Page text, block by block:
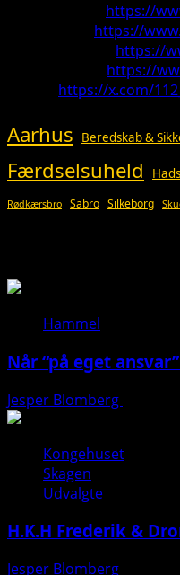
https://
https://
https://
https://
https://x.com/
Aarhus Beredskab &
Færdselsuheld
Rødkærsbro Sabro Silkeborg
Hammel
Når “på eget
Jesper Blomberg
Kongehuset
Skagen
Udvalgte
H.K.H Frederik &
Jesper Blomberg